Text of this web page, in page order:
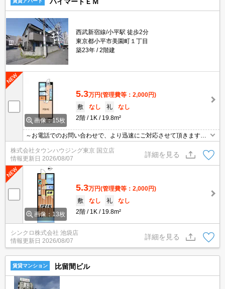
西武新宿線/小平駅 徒歩2分
東京都小平市美園町１丁目
築23年
2階建
画像：15枚
5.3万円(管理費等：2,000円)
敷
なし 礼
なし
2階
1K 19.8m²
～お電話でのお問い合わせで、より迅速にご対応させて頂きます～
地域密着タウンハウジング【国立店】まで～
株式会社タウンハウジング東京 国立店
情報更新日 2026/08/07
詳細を見る
画像：13枚
5.3万円(管理費等：2,000円)
敷
なし 礼
なし
2階
1K 19.8m²
シンクロ株式会社 池袋店
情報更新日 2026/08/07
詳細を見る
賃貸マンション 比留間ビル